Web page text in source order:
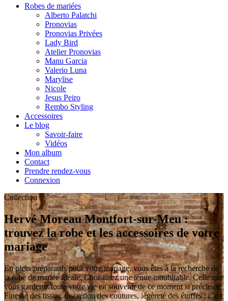
Robes de mariées
Alberto Palatchi
Pronovias
Pronovias Privées
Lady Bird
Atelier Pronovias
Manu Garcia
Valerio Luna
Marylise
Nicole
Jesus Peiro
Rembo Styling
Accessoires
Le blog
Savoir-faire
Vidéos
Mon album
Contact
Prendre rendez-vous
Connexion
Collection
Hervé Moreau Montfort-sur-Meu :
trouvez la robe et les accessoires de votre
mariage
En plein préparatifs pour votre mariage, vous êtes à la recherche de
la robe de mariée idéale. Choisissez une tenue inoubliable. Celle que
vous garderez toute votre vie en souvenir de ce moment si précieux.
Finesse des tissus, discrétion des coutures, légèreté des étoffes : c’est